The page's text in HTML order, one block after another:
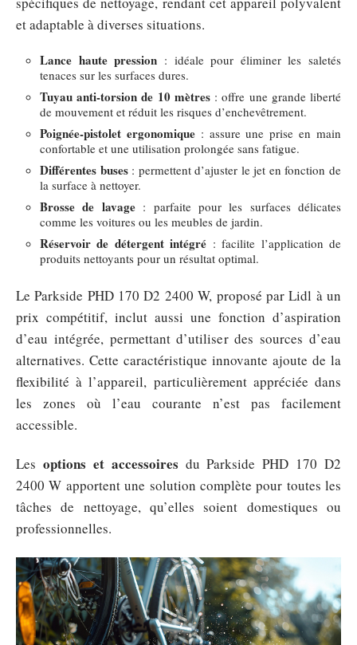
et adaptable à diverses situations.
Lance haute pression : idéale pour éliminer les saletés
tenaces sur les surfaces dures.
Tuyau anti-torsion de 10 mètres: offre une grande liberté
de mouvement et réduit les risques d’enchevêtrement.
Poignée-pistolet ergonomique: assure une prise en main
confortable et une utilisation prolongée sans fatigue.
Différentes buses: permettent d’ajuster le jet en fonction de
la surface à nettoyer.
Brosse de lavage: parfaite pour les surfaces délicates
comme les voitures ou les meubles de jardin.
Réservoir de détergent intégré : facilite l’application de
produits nettoyants pour un résultat optimal.
Le Parkside PHD 170 D2 2400 W, proposé par Lidl à un
prix compétitif, inclut aussi une fonction d’aspiration
d’eau intégrée, permettant d’utiliser des sources d’eau
alternatives. Cette caractéristique innovante ajoute de la
flexibilité à l’appareil, particulièrement appréciée dans
les zones où l’eau courante n’est pas facilement
accessible.
Les options et accessoires du Parkside PHD 170 D2
2400 W apportent une solution complète pour toutes les
tâches de nettoyage, qu’elles soient domestiques ou
professionnelles.